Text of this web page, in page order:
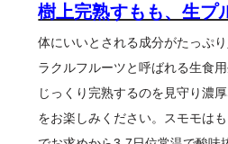
樹上完熟すもも、生プ
体にいいとされる成分がたっぷ
ラクルフルーツと呼ばれる生食
じっくり完熟するのを見守り濃
をお楽しみください。スモモは